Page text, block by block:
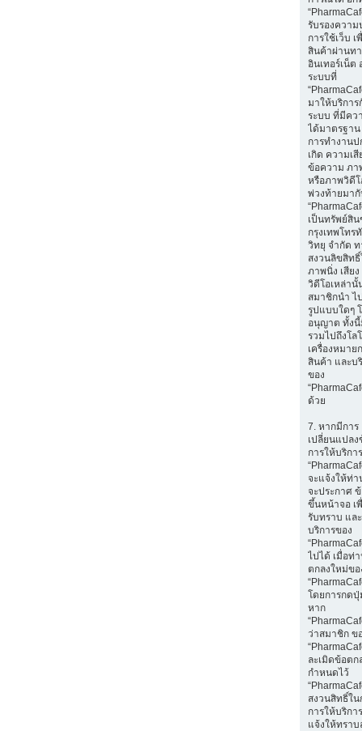
รับรองควา
การใช้เว็บ เ
สินค้าผ่านท
อินเทอร์เน็ต
ระบบที่
มาให้บริกา
ระบบ ที่มีคว
ได้มาตรฐา
การทำงานป
เกิด ความเ
ข้อความ ภา
หรือภาพวิดีโ
พ่วงท้ายมา
เป็นทรัพย์สิ
กรุงเทพโทร
วิทยุ จำกัด ท
สงวนลิขสิท
ภาพนิ่ง เสีย
วิดีโอเหล่า
สมาชิกนำ ไ
รูปแบบใดๆ
อนุญาต ทั้ง
รวมไปถึงโล
เครื่องหมาย
สินค้า และบ
ของ
ด้วย
7. หากมีการ
เปลี่ยนแปล
การให้บริการ
จะแจ้งให้ท่
จะประกาศ
ขึ้นหน้าจอ เ
รับทราบ แล
บริการของ
ไปได้ เมื่อท่
ตกลงใหม่ขอ
โดยการกดปุ่
หาก
ว่าสมาชิก ข
ละเมิดข้อตก
กำหนดไว้
สงวนสิทธิ์ใน
การให้บริกา
แจ้งให้ทรา